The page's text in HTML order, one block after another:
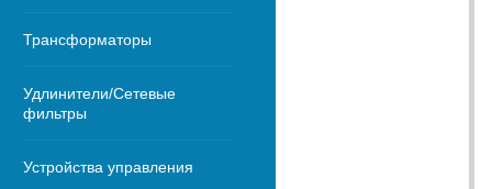
Трансформаторы
Удлинители/Сетевые
фильтры
Устройства управления